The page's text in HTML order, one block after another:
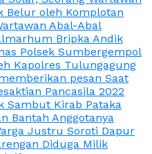
Belur oleh Komplotan
Abal-Abal
Bripka Andik
Polsek Sumbergempol
Kapolres Tulungagung
pesan Saat
Pancasila 2022
Sambut Kirab Pataka
Bantah Anggotanya
Justru Soroti Dapur
Diduga Milik